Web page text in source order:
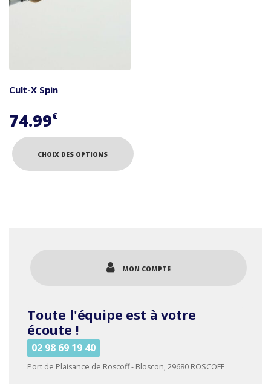
Cult-X Spin
74.99€
CHOIX DES OPTIONS
page
produit
MON COMPTE
Toute l'équipe est à votre
écoute !
02 98 69 19 40
Port de Plaisance de Roscoff - Bloscon, 29680 ROSCOFF